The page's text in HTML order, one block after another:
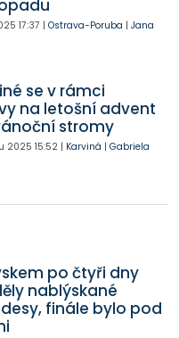
17:37 | Ostrava-Poruba | Jana
se v rámci
na letošní advent
stromy
2025 15:52| Karviná | Gabriela
po čtyři dny
nablýskané
finále bylo pod